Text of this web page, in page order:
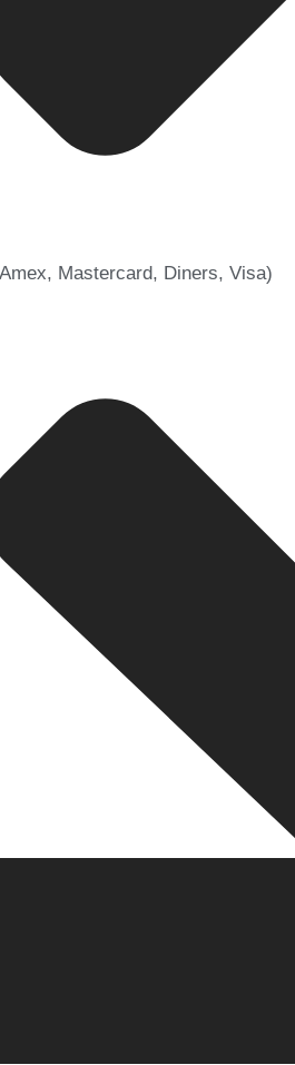
Mastercard, Diners, Visa)